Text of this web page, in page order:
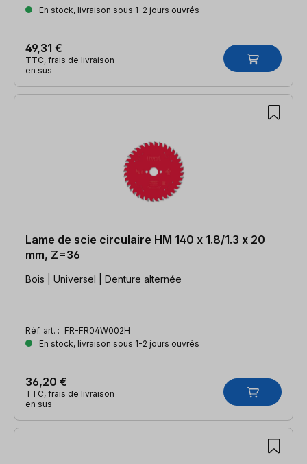
En stock, livraison sous 1-2 jours ouvrés
49,31 €
TTC, frais de livraison
en sus
Lame de scie circulaire HM 140 x 1.8/1.3 x 20
mm, Z=36
Bois | Universel | Denture alternée
Réf. art. : FR-FR04W002H
En stock, livraison sous 1-2 jours ouvrés
36,20 €
TTC, frais de livraison
en sus